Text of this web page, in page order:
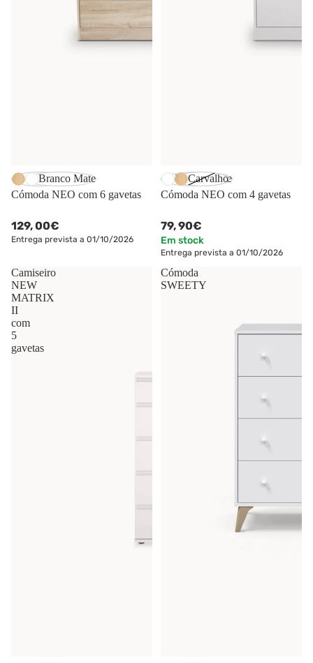
Carvalho
Branco Mate
Cómoda NEO com 6 gavetas
129,00€
Entrega prevista a 01/10/2026
Branco Mate
Carvalho
Cómoda NEO com 4 gavetas
79,90€
Em stock
Entrega prevista a 01/10/2026
Camiseiro
NEW
MATRIX
II
com
5
gavetas
Cómoda
SWEETY